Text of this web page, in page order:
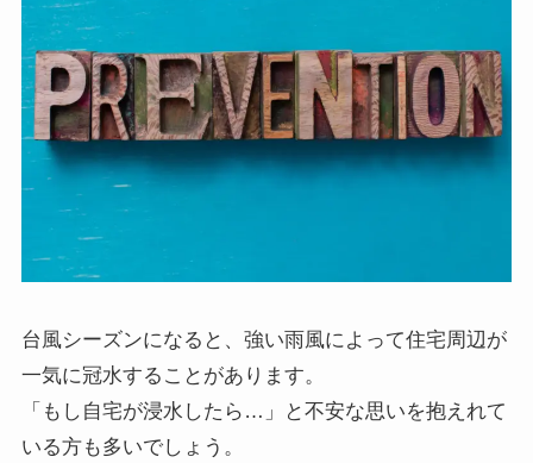
台風シーズンになると、強い雨風によって住宅周辺が
一気に冠水することがあります。
「もし自宅が浸水したら…」と不安な思いを抱えれて
いる方も多いでしょう。